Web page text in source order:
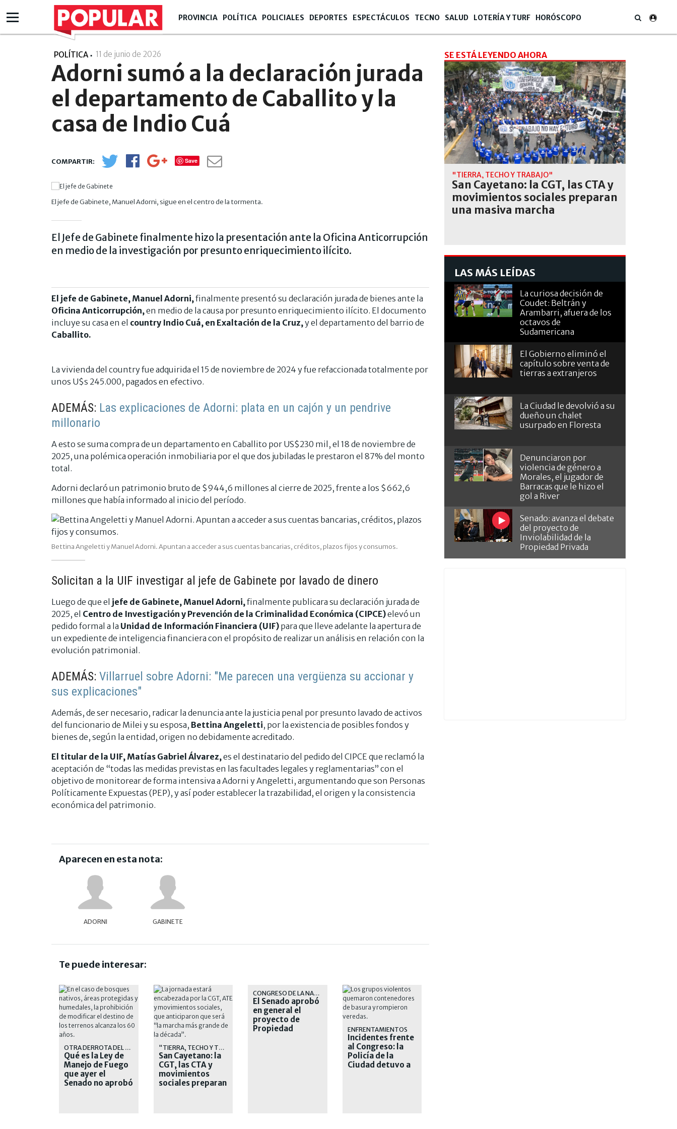
PROVINCIA POLÍTICA POLICIALES DEPORTES ESPECTÁCULOS TECNO SALUD LOTERÍA Y TURF HORÓSCOPO
POLÍTICA 11 de junio de 2026
Adorni sumó a la declaración jurada
el departamento de Caballito y la
casa de Indio Cuá
Save
El jefe de Gabinete, Manuel Adorni, sigue en el centro de la tormenta.
El Jefe de Gabinete finalmente hizo la presentación ante la Oficina Anticorrupción
en medio de la investigación por presunto enriquecimiento ilícito.
El jefe de Gabinete, Manuel Adorni, finalmente presentó su declaración jurada de bienes ante la
Oficina Anticorrupción, en medio de la causa por presunto enriquecimiento ilícito. El documento
incluye su casa en el country Indio Cuá, en Exaltación de la Cruz, y el departamento del barrio de
Caballito.
La vivienda del country fue adquirida el 15 de noviembre de 2024 y fue refaccionada totalmente por
unos U$s 245.000, pagados en efectivo.
ADEMÁS: Las explicaciones de Adorni: plata en un cajón y un pendrive
millonario
A esto se suma compra de un departamento en Caballito por US$230 mil, el 18 de noviembre de
2025, una polémica operación inmobiliaria por el que dos jubiladas le prestaron el 87% del monto
total.
Adorni declaró un patrimonio bruto de $944,6 millones al cierre de 2025, frente a los $662,6
millones que había informado al inicio del período.
Bettina Angeletti y Manuel Adorni. Apuntan a acceder a sus cuentas bancarias, créditos, plazos fijos y consumos.
Solicitan a la UIF investigar al jefe de Gabinete por lavado de dinero
Luego de que el jefe de Gabinete, Manuel Adorni, finalmente publicara su declaración jurada de
2025, el Centro de Investigación y Prevención de la Criminalidad Económica (CIPCE)elevó un
pedido formal a la Unidad de Información Financiera (UIF) para que lleve adelante la apertura de
un expediente de inteligencia financiera con el propósito de realizar un análisis en relación con la
evolución patrimonial.
ADEMÁS: Villarruel sobre Adorni: "Me parecen una vergüenza su accionar y
sus explicaciones"
Además, de ser necesario, radicar la denuncia ante la justicia penal por presunto lavado de activos
del funcionario de Milei y su esposa, Bettina Angeletti, por la existencia de posibles fondos y
bienes de, según la entidad, origen no debidamente acreditado.
El titular de la UIF, Matías Gabriel Álvarez, es el destinatario del pedido del CIPCE que reclamó la
aceptación de “todas las medidas previstas en las facultades legales y reglamentarias” con el
objetivo de monitorear de forma intensiva a Adorni y Angeletti, argumentando que son Personas
Políticamente Expuestas (PEP), y así poder establecer la trazabilidad, el origen y la consistencia
económica del patrimonio.
Aparecen en esta nota:
ADORNI GABINETE
Te puede interesar:
OTRA DERROTA DEL GOBIERNO
Qué es la Ley de
Manejo de Fuego
que ayer el
Senado no aprobó
"TIERRA, TECHO Y TRABAJO"
San Cayetano: la
CGT, las CTA y
movimientos
sociales preparan
CONGRESO DE LA NACIÓN
El Senado aprobó
en general el
proyecto de
Propiedad
ENFRENTAMIENTOS
Incidentes frente
al Congreso: la
Policía de la
Ciudad detuvo a
SE ESTÁ LEYENDO AHORA
"TIERRA, TECHO Y TRABAJO"
San Cayetano: la CGT, las CTA y
movimientos sociales preparan
una masiva marcha
LAS MÁS LEÍDAS
La curiosa decisión de
Coudet: Beltrán y
Arambarri, afuera de los
octavos de
Sudamericana
El Gobierno eliminó el
capítulo sobre venta de
tierras a extranjeros
La Ciudad le devolvió a su
dueño un chalet
usurpado en Floresta
Denunciaron por
violencia de género a
Morales, el jugador de
Barracas que le hizo el
gol a River
Senado: avanza el debate
del proyecto de
Inviolabilidad de la
Propiedad Privada